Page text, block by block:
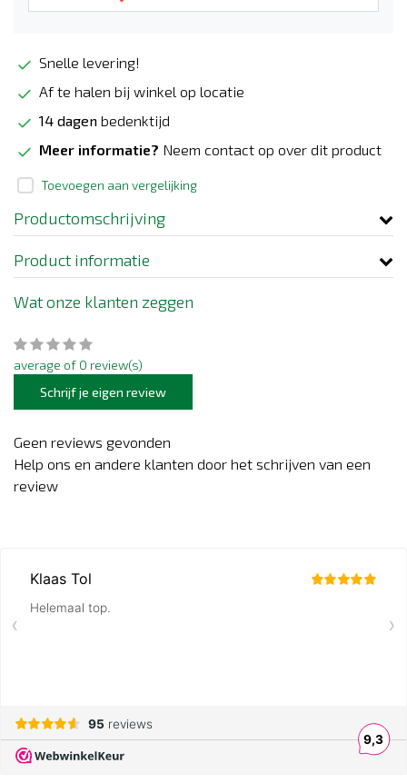
Snelle levering!
Af te halen bij winkel op locatie
14 dagen bedenktijd
Meer informatie? Neem contact op over dit product
Toevoegen aan vergelijking
Productomschrijving
Product informatie
Wat onze klanten zeggen
average of 0 review(s)
Schrijf je eigen review
Geen reviews gevonden
Help ons en andere klanten door het schrijven van een
review